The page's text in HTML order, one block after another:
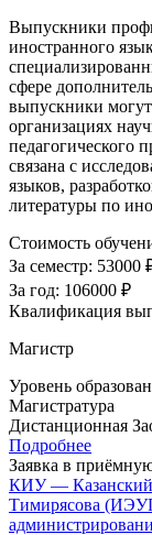
Выпускники
иностранного
сфере
выпускники
организациях
педагогического
связана с
языков,
литературы по
Стоимость
За семестр: 53000
За год: 106000 ₽
Квалификация
Магистр
Уровень
Магистратура
Дистанционная
Подробнее
Заявка в
КИУ — Казанский
Тимирясова